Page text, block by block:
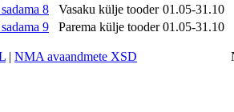
8 Vasaku külje tooder 01.05-31.10
9 Parema külje tooder 01.05-31.10
| NMA avaandmete XSD